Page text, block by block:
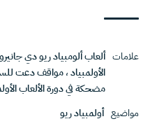
علامات ألعاب ألومبياد ريو دي جانيرو
الأولمبياد،مواقف دعت
مضحكة في دورة الألعاب
مواضيع أولمبياد ريو